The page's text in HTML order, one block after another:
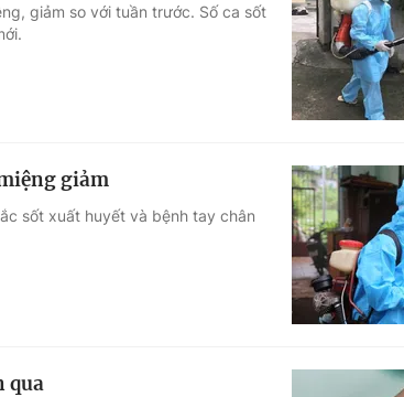
giảm so với tuần trước. Số ca sốt
giảm
sốt xuất huyết và bệnh tay chân
qua